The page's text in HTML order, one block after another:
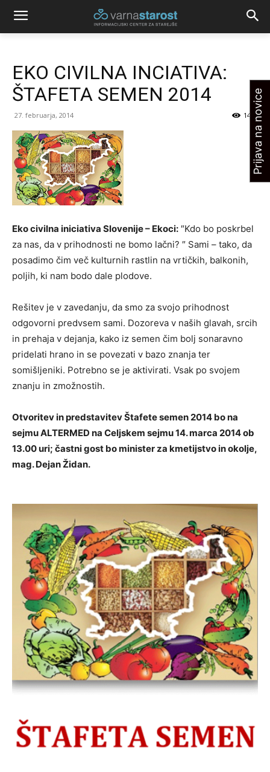
EKO CIVILNA INCIATIVA:
ŠTAFETA SEMEN 2014
27. februarja, 2014 1472
Eko civilna iniciativa Slovenije – Ekoci: ″Kdo bo poskrbel
za nas, da v prihodnosti ne bomo lačni? ″ Sami – tako, da
posadimo čim več kulturnih rastlin na vrtičkih, balkonih,
poljih, ki nam bodo dale plodove.
Rešitev je v zavedanju, da smo za svojo prihodnost
odgovorni predvsem sami. Dozoreva v naših glavah, srcih
in prehaja v dejanja, kako iz semen čim bolj sonaravno
pridelati hrano in se povezati v bazo znanja ter
somišljeniki. Potrebno se je aktivirati. Vsak po svojem
znanju in zmožnostih.
Otvoritev in predstavitev Štafete semen 2014 bo na
sejmu ALTERMED na Celjskem sejmu 14. marca 2014 ob
13.00 uri; častni gost bo minister za kmetijstvo in okolje,
mag. Dejan Židan.
Prijava na novice